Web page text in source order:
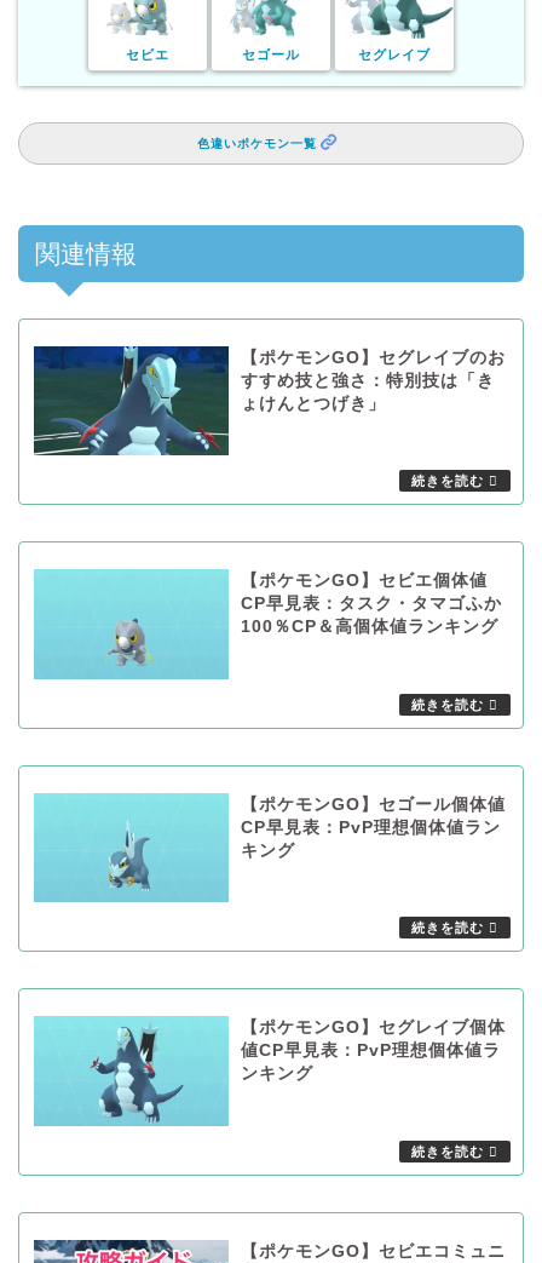
セビエ セゴール セグレイブ
色違いポケモン一覧
関連情報
【ポケモンGO】セグレイブのお
すすめ技と強さ：特別技は「き
ょけんとつげき」
【ポケモンGO】セビエ個体値
CP早見表：タスク・タマゴふか
100％CP＆高個体値ランキング
【ポケモンGO】セゴール個体値
CP早見表：PvP理想個体値ラン
キング
【ポケモンGO】セグレイブ個体
値CP早見表：PvP理想個体値ラ
ンキング
【ポケモンGO】セビエコミュニ